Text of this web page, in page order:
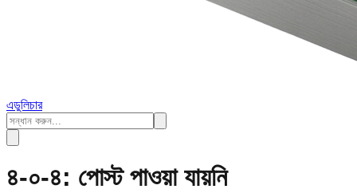
এডুলিচার
৪-০-৪: পোস্ট পাওয়া যায়নি